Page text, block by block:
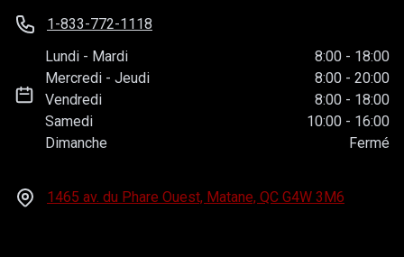
1-833-772-1118
Lundi - Mardi 8:00 - 18:00
Mercredi -Jeudi 8:00 - 20:00
Vendredi
8:00 - 18:00
Samedi
10:00 - 16:00
Dimanche
Fermé
1465 av. du Phare Ouest, Matane, QC G4W 3M6